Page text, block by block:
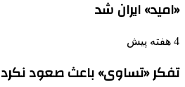
«امید» ایران شد
4 هفته پیش
تفکر «تساوی» باعث صعود